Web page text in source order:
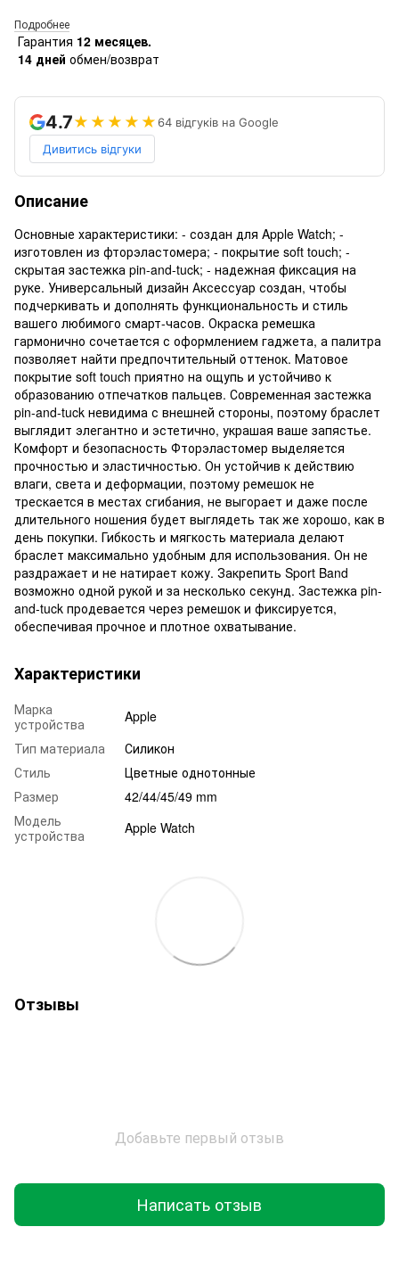
Подробнее
Гарантия 12 месяцев.
14 дней обмен/возврат
4.7★★★★★64 відгуків на Google
Дивитись відгуки
Описание
Основные характеристики: - создан для Apple Watch; -
изготовлен из фторэластомера; - покрытие soft touch; -
скрытая застежка pin-and-tuck; - надежная фиксация на
руке. Универсальный дизайн Аксессуар создан, чтобы
подчеркивать и дополнять функциональность и стиль
вашего любимого смарт-часов. Окраска ремешка
гармонично сочетается с оформлением гаджета, а палитра
позволяет найти предпочтительный оттенок. Матовое
покрытие soft touch приятно на ощупь и устойчиво к
образованию отпечатков пальцев. Современная застежка
pin-and-tuck невидима с внешней стороны, поэтому браслет
выглядит элегантно и эстетично, украшая ваше запястье.
Комфорт и безопасность Фторэластомер выделяется
прочностью и эластичностью. Он устойчив к действию
влаги, света и деформации, поэтому ремешок не
трескается в местах сгибания, не выгорает и даже после
длительного ношения будет выглядеть так же хорошо, как в
день покупки. Гибкость и мягкость материала делают
браслет максимально удобным для использования. Он не
раздражает и не натирает кожу. Закрепить Sport Band
возможно одной рукой и за несколько секунд. Застежка pin-
and-tuck продевается через ремешок и фиксируется,
обеспечивая прочное и плотное охватывание.
Характеристики
Марка
устройства
Apple
Тип материала
Силикон
Стиль
Цветные однотонные
Размер
42/44/45/49 mm
Модель
устройства
Apple Watch
Отзывы
Добавьте первый отзыв
Написать отзыв